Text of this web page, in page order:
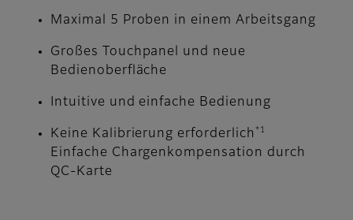
Maximal 5 Proben in einem Arbeitsgang
Großes Touchpanel und neue
Bedienoberfläche
Intuitive und einfache Bedienung
Keine Kalibrierung erforderlich *1
Einfache Chargenkompensation durch
QC-Karte